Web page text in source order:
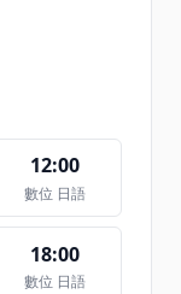
12:00
數位 日語
18:00
數位 日語